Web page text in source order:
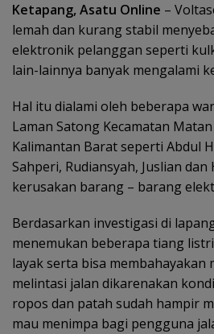
Ketapang, Asatu Online –
lemah dan kurang stabil
elektronik pelanggan seperti
lain-lainnya banyak mengalami
Hal itu dialami oleh beberapa
Laman Satong Kecamatan
Kalimantan Barat seperti Abdul
Sahperi, Rudiansyah, Juslian
kerusakan barang – barang
Berdasarkan investigasi di
menemukan beberapa tiang
layak serta bisa membahayakan
melintasi jalan dikarenakan
ropos dan patah sudah hampir
mau menimpa bagi pengguna